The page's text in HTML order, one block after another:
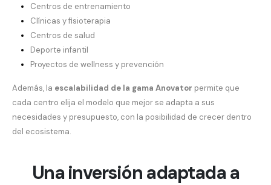
Centros de entrenamiento
Clínicas y fisioterapia
Centros de salud
Deporte infantil
Proyectos de wellness y prevención
Además, la escalabilidad de la gama Anovator permite que
cada centro elija el modelo que mejor se adapta a sus
necesidades y presupuesto, con la posibilidad de crecer dentro
del ecosistema.
Una inversión adaptada a